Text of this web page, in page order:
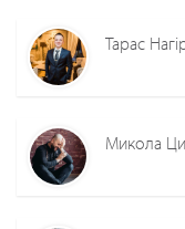
Тарас
Микола